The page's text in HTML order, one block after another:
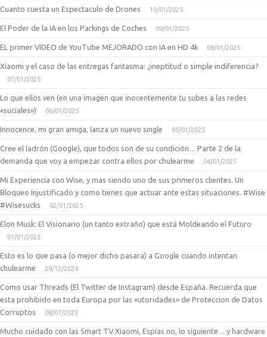
Cuanto cuesta un Espectaculo de Drones 10/01/2025
El Poder de la IA en los Parkings de Coches 09/01/2025
EL primer VIDEO de YouTube MEJORADO con IA en HD 4k 08/01/2025
Xiaomi y el caso de las entregas fantasma: ¿ineptitud o simple indiferencia?
07/01/2025
Lo que ellos ven (en una imagen que inocentemente tu subes a las redes
«suciales»)
06/01/2025
Innocence, mi gran amiga, lanza un nuevo single 05/01/2025
Cree el ladrón (Google), que todos son de su condición… Parte 2 de la
demanda que voy a empezar contra ellos por chulearme
04/01/2025
Mi Experiencia con Wise, y mas siendo uno de sus primeros clientes. Un
Bloqueo Injustificado y como tienes que actuar ante estas situaciones. #Wise
#Wisesucks
02/01/2025
Elon Musk: El Visionario (un tanto extraño) que está Moldeando el Futuro
01/01/2025
Esto es lo que pasa (o mejor dicho pasara) a Google cuando intentan
chulearme
29/12/2024
Como usar Threads (El Twitter de Instagram) desde España. Recuerda que
esta prohibido en toda Europa por las «utoridades» de Proteccion de Datos
Corruptos
08/07/2023
Mucho cuidado con las Smart TV Xiaomi, Espias no, lo siguiente… y hardware